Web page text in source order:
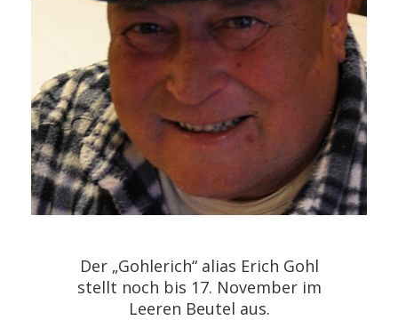
Der „Gohlerich“ alias Erich Gohl
stellt noch bis 17. November im
Leeren Beutel aus.